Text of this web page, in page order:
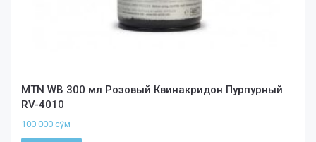
MTN WB 300 мл Розовый Квинакридон Пурпурный
RV-4010
100 000 сўм